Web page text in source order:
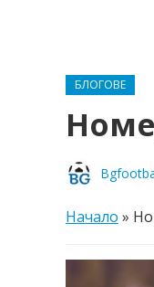
БЛОГОВЕ
Начало »